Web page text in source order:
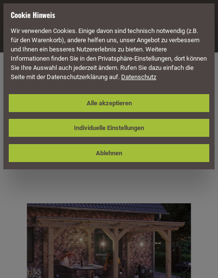
Navigation
Überdachung Terrassenüberdachungen
Skan Holz Terrassenüberdachung
Siena 434 x 400 cm, freistehend,
Bildergalerie überspringen
Cookie Hinweis
Wir verwenden Cookies. Einige davon sind technisch notwendig (z.B.
für den Warenkorb), andere helfen uns, unser Angebot zu verbessern
und Ihnen ein besseres Nutzererlebnis zu bieten. Weitere
Informationen finden Sie in den Privatsphäre-Einstellungen, dort können
Sie Ihre Auswahl auch jederzeit ändern. Rufen Sie dazu einfach die
Seite mit der Datenschutzerklärung auf. Datenschutz
Individuelle Einstellungen
Ablehnen
Alle akzeptieren